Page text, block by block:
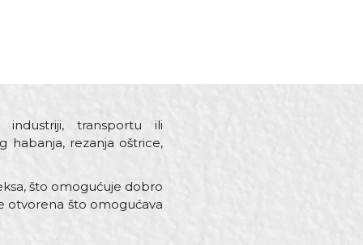
transportu ili
habanja, rezanja oštrice,
što omogućuje dobro
otvorena što omogućava